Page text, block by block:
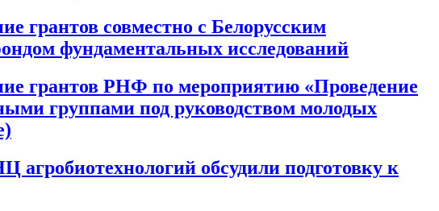
грантов совместно с Белорусским
фундаментальных исследований
грантов РНФ по мероприятию «Проведение
группами под руководством молодых
обсудили подготовку к